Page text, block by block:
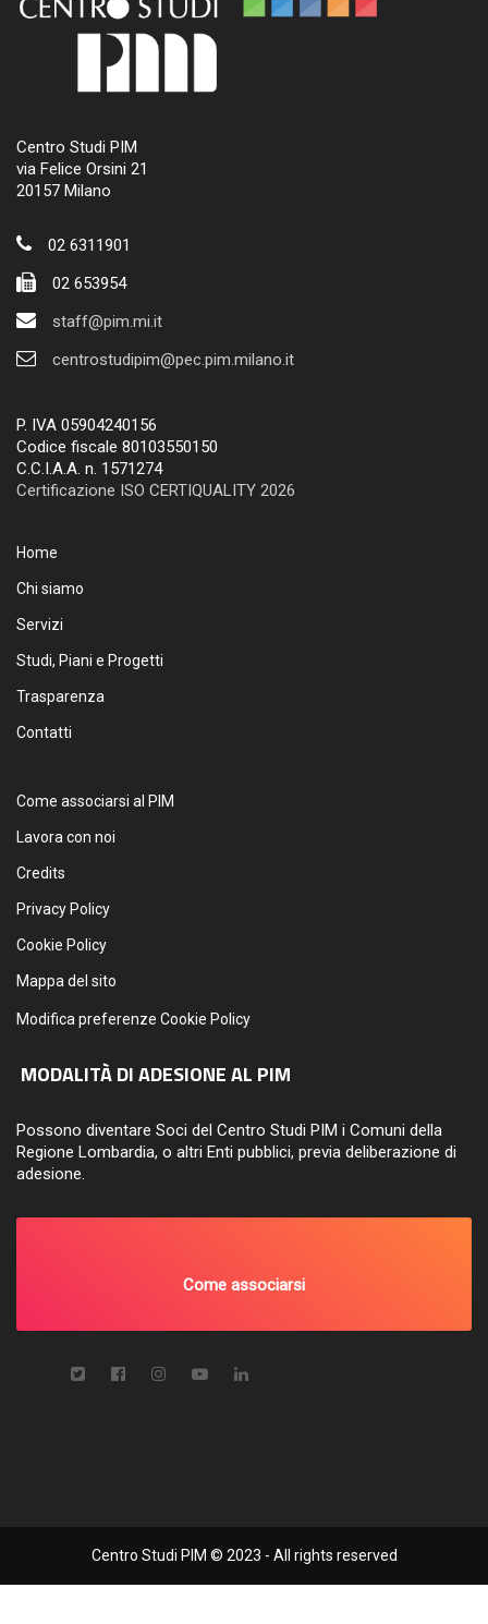
Centro Studi PIM
via Felice Orsini 21
20157 Milano
02 6311901
02 653954
staff@pim.mi.it
centrostudipim@pec.pim.milano.it
P. IVA 05904240156
Codice fiscale 80103550150
C.C.I.A.A. n. 1571274
Certificazione ISO CERTIQUALITY 2026
Home
Chi siamo
Servizi
Studi, Piani e Progetti
Trasparenza
Contatti
Come associarsi al PIM
Lavora con noi
Credits
Privacy Policy
Cookie Policy
Mappa del sito
Modifica preferenze Cookie Policy
MODALITÀ DI ADESIONE AL PIM
Possono diventare Soci del Centro Studi PIM i Comuni della
Regione Lombardia, o altri Enti pubblici, previa deliberazione di
adesione.
Come associarsi
Centro Studi PIM © 2023 - All rights reserved